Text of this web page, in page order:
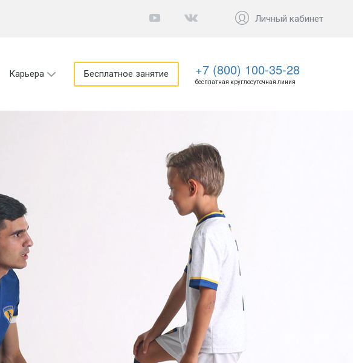
Личный кабинет
Карьера Бесплатное занятие +7 (800) 100-35-28
бесплатная круглосуточная линия